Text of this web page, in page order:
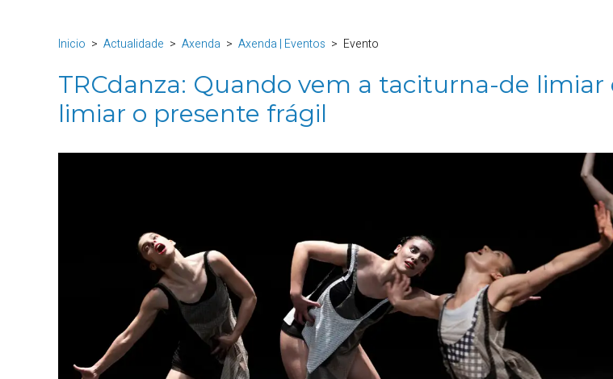
Inicio Actualidade Axenda Axenda | Eventos Evento
TRCdanza: Quando vem a taciturna-de limiar
limiar o presente frágil